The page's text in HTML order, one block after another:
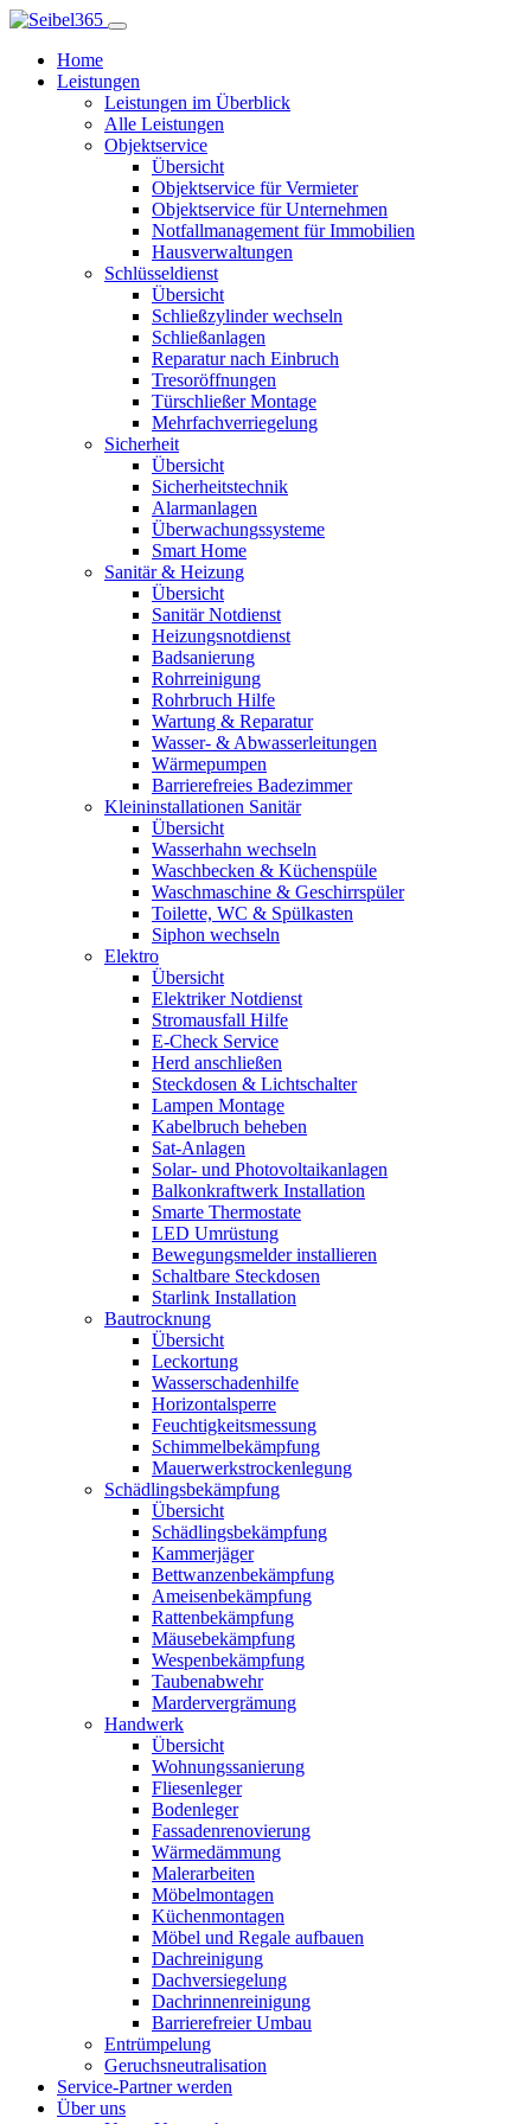
Home
Leistungen
Leistungen im Überblick
Alle Leistungen
Objektservice
Übersicht
Objektservice für Vermieter
Objektservice für Unternehmen
Notfallmanagement für Immobilien
Hausverwaltungen
Schlüsseldienst
Übersicht
Schließzylinder wechseln
Schließanlagen
Reparatur nach Einbruch
Tresoröffnungen
Türschließer Montage
Mehrfachverriegelung
Sicherheit
Übersicht
Sicherheitstechnik
Alarmanlagen
Überwachungssysteme
Smart Home
Sanitär & Heizung
Übersicht
Sanitär Notdienst
Heizungsnotdienst
Badsanierung
Rohrreinigung
Rohrbruch Hilfe
Wartung & Reparatur
Wasser- & Abwasserleitungen
Wärmepumpen
Barrierefreies Badezimmer
Kleininstallationen Sanitär
Übersicht
Wasserhahn wechseln
Waschbecken & Küchenspüle
Waschmaschine & Geschirrspüler
Toilette, WC & Spülkasten
Siphon wechseln
Elektro
Übersicht
Elektriker Notdienst
Stromausfall Hilfe
E-Check Service
Herd anschließen
Steckdosen & Lichtschalter
Lampen Montage
Kabelbruch beheben
Sat-Anlagen
Solar- und Photovoltaikanlagen
Balkonkraftwerk Installation
Smarte Thermostate
LED Umrüstung
Bewegungsmelder installieren
Schaltbare Steckdosen
Starlink Installation
Bautrocknung
Übersicht
Leckortung
Wasserschadenhilfe
Horizontalsperre
Feuchtigkeitsmessung
Schimmelbekämpfung
Mauerwerkstrockenlegung
Schädlingsbekämpfung
Übersicht
Schädlingsbekämpfung
Kammerjäger
Bettwanzenbekämpfung
Ameisenbekämpfung
Rattenbekämpfung
Mäusebekämpfung
Wespenbekämpfung
Taubenabwehr
Mardervergrämung
Handwerk
Übersicht
Wohnungssanierung
Fliesenleger
Bodenleger
Fassadenrenovierung
Wärmedämmung
Malerarbeiten
Möbelmontagen
Küchenmontagen
Möbel und Regale aufbauen
Dachreinigung
Dachversiegelung
Dachrinnenreinigung
Barrierefreier Umbau
Entrümpelung
Geruchsneutralisation
Service-Partner werden
Über uns